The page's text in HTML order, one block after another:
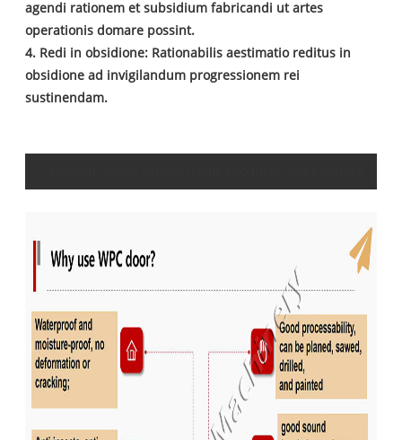
agendi rationem et subsidium fabricandi ut artes
operationis domare possint.
4. Redi in obsidione: Rationabilis aestimatio reditus in
obsidione ad invigilandum progressionem rei
sustinendam.